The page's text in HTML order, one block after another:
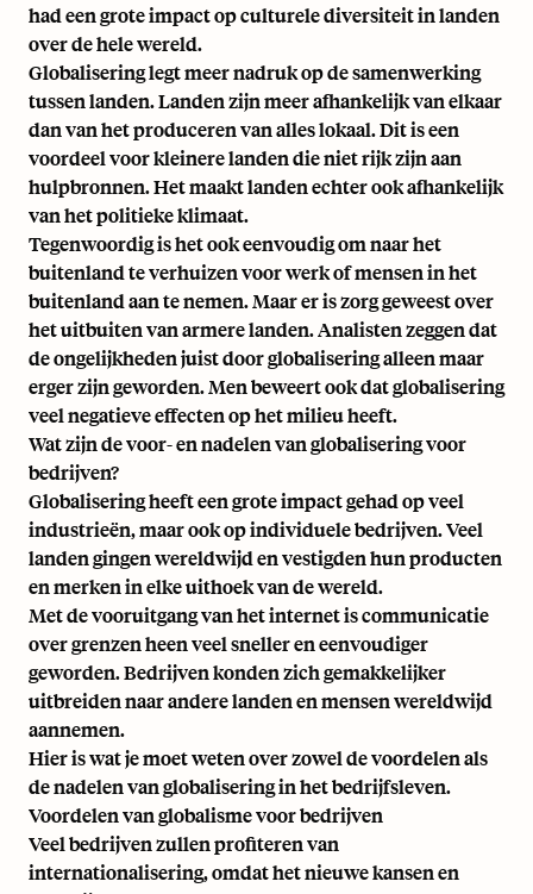
had een grote impact op culturele diversiteit in landen
over de hele wereld.
Globalisering legt meer nadruk op de samenwerking
tussen landen. Landen zijn meer afhankelijk van elkaar
dan van het produceren van alles lokaal. Dit is een
voordeel voor kleinere landen die niet rijk zijn aan
hulpbronnen. Het maakt landen echter ook afhankelijk
van het politieke klimaat.
Tegenwoordig is het ook eenvoudig om naar het
buitenland te verhuizen voor werk ofmensen in het
buitenland aan te nemen. Maar er is zorg geweest over
het uitbuiten van armere landen. Analisten zeggen dat
de ongelijkheden juist door globalisering alleen maar
erger zijn geworden. Men beweert ook dat globalisering
veel negatieve effecten op het milieu heeft.
Wat zijn de voor- en nadelen van globalisering voor
bedrijven?
Globalisering heeft een grote impact gehad op veel
industrieën, maar ook op individuele bedrijven. Veel
landen gingen wereldwijd en vestigden hun producten
en merken in elke uithoek van de wereld.
Met de vooruitgang van het internet is communicatie
over grenzen heen veel sneller en eenvoudiger
geworden. Bedrijven konden zich gemakkelijker
uitbreiden naar andere landen en mensen wereldwijd
aannemen.
Hier is wat je moet weten over zowel de voordelen als
de nadelen van globalisering in het bedrijfsleven.
Voordelen van globalisme voor bedrijven
Veel bedrijven zullen profiteren van
internationalisering, omdat het nieuwe kansen en